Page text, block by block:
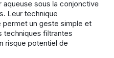
sous la conjonctive
Leur technique
permet un geste simple et
techniques filtrantes
risque potentiel de